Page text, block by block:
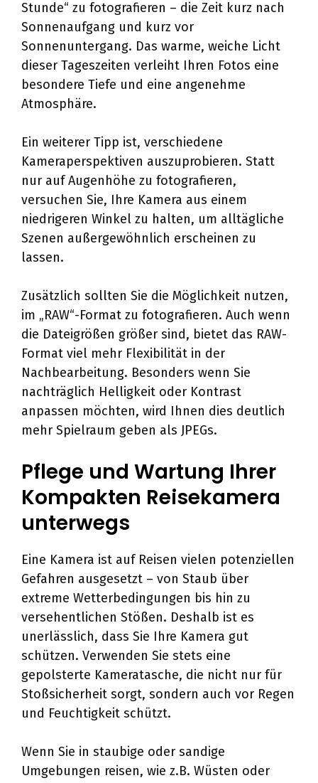
Stunde“ zu fotografieren – die Zeit kurz nach
Sonnenaufgang und kurz vor
Sonnenuntergang. Das warme, weiche Licht
dieser Tageszeiten verleiht Ihren Fotos eine
besondere Tiefe und eine angenehme
Atmosphäre.
Ein weiterer Tipp ist, verschiedene
Kameraperspektiven auszuprobieren. Statt
nur auf Augenhöhe zu fotografieren,
versuchen Sie, Ihre Kamera aus einem
niedrigeren Winkel zu halten, um alltägliche
Szenen außergewöhnlich erscheinen zu
lassen.
Zusätzlich sollten Sie die Möglichkeit nutzen,
im „RAW“-Format zu fotografieren. Auch wenn
die Dateigrößen größer sind, bietet das RAW-
Format viel mehr Flexibilität in der
Nachbearbeitung. Besonders wenn Sie
nachträglich Helligkeit oder Kontrast
anpassen möchten, wird Ihnen dies deutlich
mehr Spielraum geben als JPEGs.
Pflege und Wartung Ihrer
Kompakten Reisekamera
unterwegs
Eine Kamera ist auf Reisen vielen potenziellen
Gefahren ausgesetzt – von Staub über
extreme Wetterbedingungen bis hin zu
versehentlichen Stößen. Deshalb ist es
unerlässlich, dass Sie Ihre Kamera gut
schützen. Verwenden Sie stets eine
gepolsterte Kameratasche, die nicht nur für
Stoßsicherheit sorgt, sondern auch vor Regen
und Feuchtigkeit schützt.
Wenn Sie in staubige oder sandige
Umgebungen reisen, wie z.B. Wüsten oder